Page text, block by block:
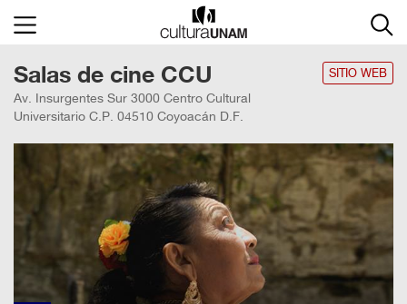
CulturaUNAM
ACTIVIDADES
CULTURALES
CONVOCATORIAS
SALA
DE
PRENSA
Salas de cine CCU
Av. Insurgentes Sur 3000 Centro Cultural
Universitario C.P. 04510 Coyoacán D.F.
SITIO WEB
×